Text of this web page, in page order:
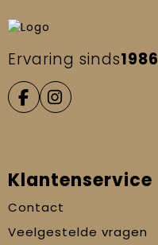
Ervaring sinds1986
Klantenservice
Contact
Veelgestelde vragen